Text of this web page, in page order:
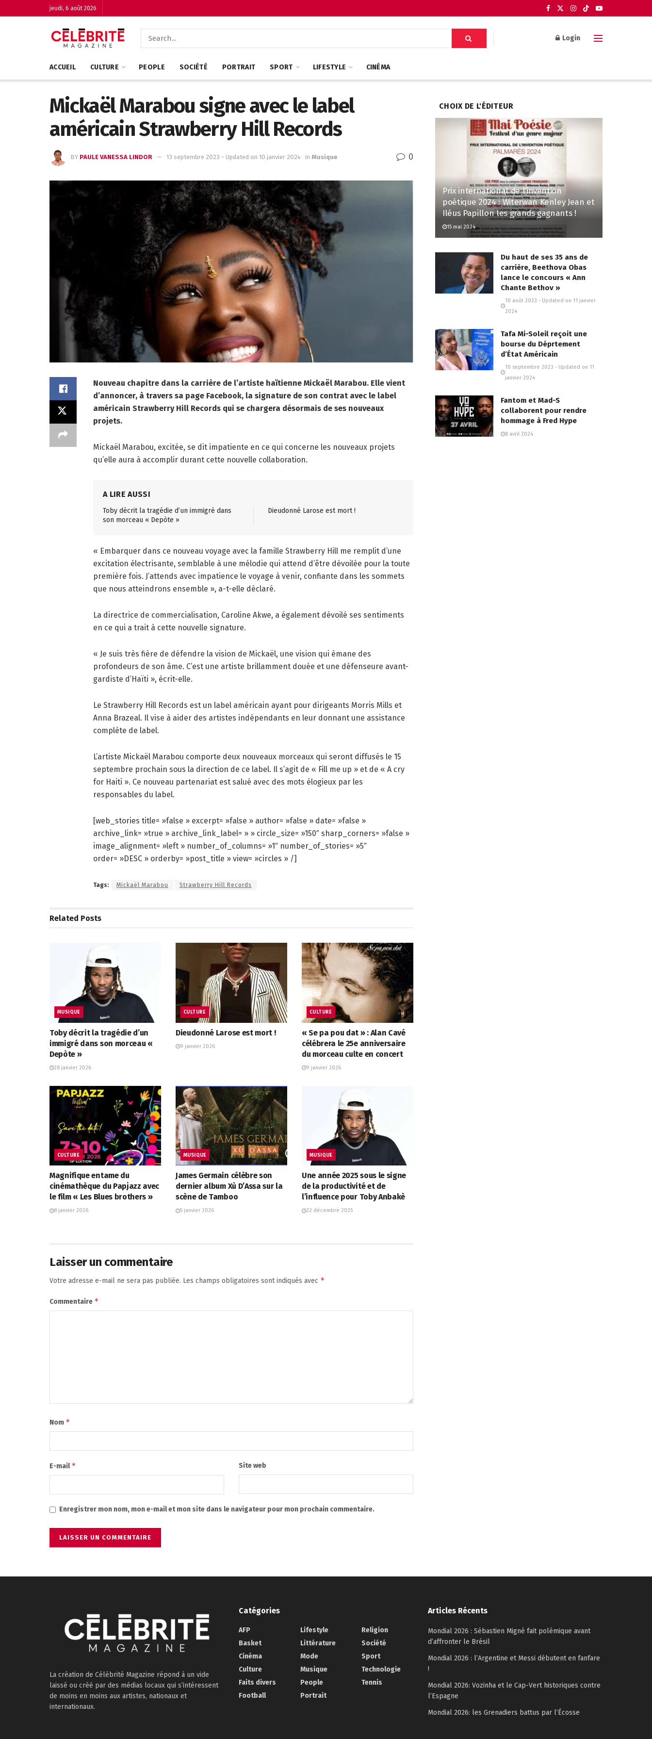
jeudi, 6 août 2026
Login
ACCUEIL CULTURE PEOPLE SOCIÉTÉ PORTRAIT SPORT LIFESTYLE CINÉMA
Mickaël Marabou signe avec le label
américain Strawberry Hill Records
BY PAULE VANESSA LINDOR 13 septembre 2023 - Updated on 10 janvier 2024 in Musique 0
Nouveau chapitre dans la carrière de l’artiste haïtienne Mickaël Marabou. Elle vient
d’annoncer, à travers sa page Facebook, la signature de son contrat avec le label
américain Strawberry Hill Records qui se chargera désormais de ses nouveaux
projets.
Mickaël Marabou, excitée, se dit impatiente en ce qui concerne les nouveaux projets
qu’elle aura à accomplir durant cette nouvelle collaboration.
A LIRE AUSSI
Toby décrit la tragédie d’un immigré dans
son morceau « Depòte »
Dieudonné Larose est mort !
« Embarquer dans ce nouveau voyage avec la famille Strawberry Hill me remplit d’une
excitation électrisante, semblable à une mélodie qui attend d’être dévoilée pour la toute
première fois. J’attends avec impatience le voyage à venir, confiante dans les sommets
que nous atteindrons ensemble », a-t-elle déclaré.
La directrice de commercialisation, Caroline Akwe, a également dévoilé ses sentiments
en ce qui a trait à cette nouvelle signature.
« Je suis très fière de défendre la vision de Mickaël, une vision qui émane des
profondeurs de son âme. C’est une artiste brillamment douée et une défenseure avant-
gardiste d’Haïti », écrit-elle.
Le Strawberry Hill Records est un label américain ayant pour dirigeants Morris Mills et
Anna Brazeal. Il vise à aider des artistes indépendants en leur donnant une assistance
complète de label.
L’artiste Mickaël Marabou comporte deux nouveaux morceaux qui seront diffusés le 15
septembre prochain sous la direction de ce label. Il s’agit de « Fill me up » et de « A cry
for Haiti ». Ce nouveau partenariat est salué avec des mots élogieux par les
responsables du label.
[web_stories title= »false » excerpt= »false » author= »false » date= »false »
archive_link= »true » archive_link_label= » » circle_size= »150″ sharp_corners= »false »
image_alignment= »left » number_of_columns= »1″ number_of_stories= »5″
order= »DESC » orderby= »post_title » view= »circles » /]
Tags: Mickaël Marabou Strawberry Hill Records
Related Posts
MUSIQUE
Toby décrit la tragédie d’un
immigré dans son morceau «
Depòte »
28 janvier 2026
CULTURE
Dieudonné Larose est mort !
9 janvier 2026
CULTURE
« Se pa pou dat » : Alan Cavé
célébrera le 25e anniversaire
du morceau culte en concert
9 janvier 2026
CULTURE
Magnifique entame du
cinémathèque du Papjazz avec
le film « Les Blues brothers »
8 janvier 2026
MUSIQUE
James Germain célèbre son
dernier album Xù D’Assa sur la
scène de Tamboo
5 janvier 2026
MUSIQUE
Une année 2025 sous le signe
de la productivité et de
l’influence pour Toby Anbakè
22 décembre 2025
Laisser un commentaire
Votre adresse e-mail ne sera pas publiée. Les champs obligatoires sont indiqués avec *
Commentaire *
Nom *
E-mail* Site web
Enregistrer mon nom, mon e-mail et mon site dans le navigateur pour mon prochain commentaire.
CHOIX DE L'ÉDITEUR
Prix international de l’invention
poétique 2024 : Witerwan Kenley Jean et
Iléus Papillon les grands gagnants !
15 mai 2024
Du haut de ses 35 ans de
carrière, Beethova Obas
lance le concours « Ann
Chante Bethov »
10 août 2023 - Updated on 11 janvier
2024
Tafa Mi-Soleil reçoit une
bourse du Déprtement
d’État Américain
10 septembre 2023 - Updated on 11
janvier 2024
Fantom et Mad-S
collaborent pour rendre
hommage à Fred Hype
8 avril 2024
La création de Célébrité Magazine répond à un vide
laissé ou créé par des médias locaux qui s’intéressent
de moins en moins aux artistes, nationaux et
internationaux.
Catégories
AFP
Basket
Cinéma
Culture
Faits divers
Football
Lifestyle
Littérature
Mode
Musique
People
Portrait
Religion
Société
Sport
Technologie
Tennis
Articles Récents
Mondial 2026 : Sébastien Migné fait polémique avant
d’affronter le Brésil
Mondial 2026 : l’Argentine et Messi débutent en fanfare
!
Mondial 2026: Vozinha et le Cap-Vert historiques contre
l’Espagne
Mondial 2026: les Grenadiers battus par l’Écosse